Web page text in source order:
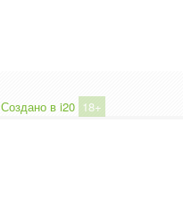
Создано в i20 18+